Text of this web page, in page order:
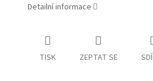
Detailní informace
TISK ZEPTAT SE